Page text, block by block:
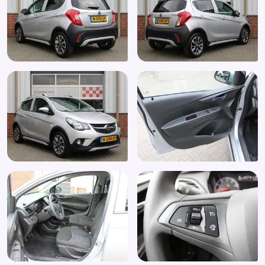
Radio
Radiobediening op het stuur
Reservesleutel
Side-skirts
Spraakbediening
Stuurbekrachtiging
Stuur verstelbaar
Stuurwiel multifunctioneel
Toerenteller
Touchscreen
USB-aansluiting
WiFi